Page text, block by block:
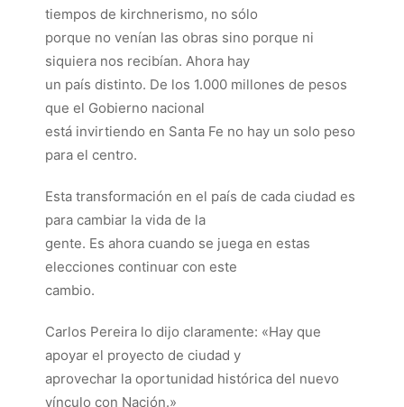
tiempos de kirchnerismo, no sólo
porque no venían las obras sino porque ni
siquiera nos recibían. Ahora hay
un país distinto. De los 1.000 millones de pesos
que el Gobierno nacional
está invirtiendo en Santa Fe no hay un solo peso
para el centro.
Esta transformación en el país de cada ciudad es
para cambiar la vida de la
gente. Es ahora cuando se juega en estas
elecciones continuar con este
cambio.
Carlos Pereira lo dijo claramente: «Hay que
apoyar el proyecto de ciudad y
aprovechar la oportunidad histórica del nuevo
vínculo con Nación.»